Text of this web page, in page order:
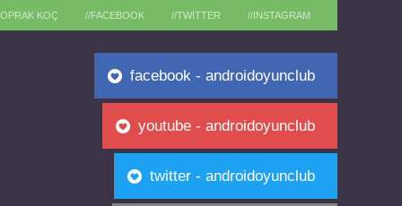
KOÇ //FACEBOOK //TWITTER //INSTAGRAM
facebook - androidoyunclub
youtube - androidoyunclub
twitter - androidoyunclub